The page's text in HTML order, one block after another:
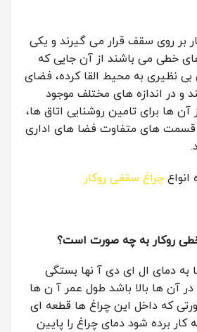
بر روی سقف قرار می گیرند و یکی
خطی می باشند از آن جایی که
بی نظیری به محیط القا کرده، فضای
و در اندازه های مختلف موجود
آن ها برای تامین روشنایی اتاق ها،
قسمت های متفاوت فضا های اداری
چراغ سقفی روکار
روکار به چه صورت است؟
به دمای ال ای دی آ نها بستگی
دارد، هرچه دمای led در آن ها بالا باشد طول عمر آ ن ها
که داخل این چراغ ها قطعه ای
برده شود دمای چراغ را پایین